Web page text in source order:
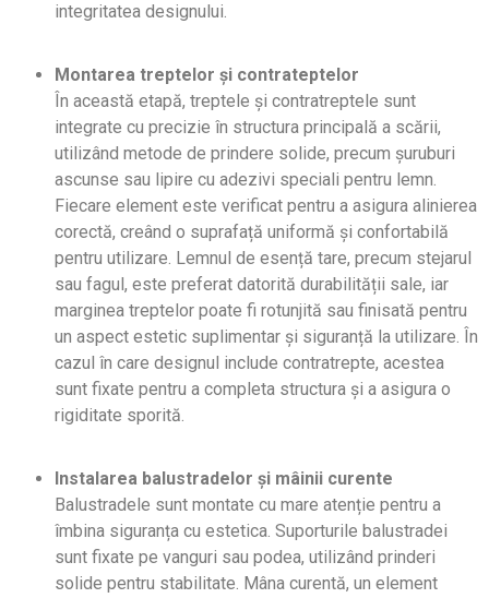
integritatea designului.
Montarea treptelor și contrateptelor
În această etapă, treptele și contratreptele sunt
integrate cu precizie în structura principală a scării,
utilizând metode de prindere solide, precum șuruburi
ascunse sau lipire cu adezivi speciali pentru lemn.
Fiecare element este verificat pentru a asigura alinierea
corectă, creând o suprafață uniformă și confortabilă
pentru utilizare. Lemnul de esență tare, precum stejarul
sau fagul, este preferat datorită durabilității sale, iar
marginea treptelor poate fi rotunjită sau finisată pentru
un aspect estetic suplimentar și siguranță la utilizare. În
cazul în care designul include contratrepte, acestea
sunt fixate pentru a completa structura și a asigura o
rigiditate sporită.
Instalarea balustradelor și mâinii curente
Balustradele sunt montate cu mare atenție pentru a
îmbina siguranța cu estetica. Suporturile balustradei
sunt fixate pe vanguri sau podea, utilizând prinderi
solide pentru stabilitate. Mâna curentă, un element